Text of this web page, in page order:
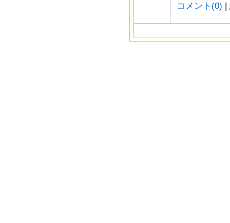
コメント(0) |